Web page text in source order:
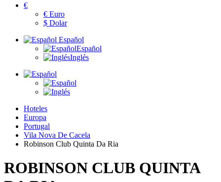
€
€ Euro
$ Dolar
Español
Español
Inglés
Hoteles
Europa
Portugal
Vila Nova De Cacela
Robinson Club Quinta Da Ria
ROBINSON CLUB QUINTA